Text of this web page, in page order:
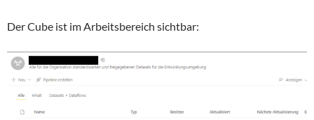
Der Cube ist im Arbeitsbereich sichtbar: